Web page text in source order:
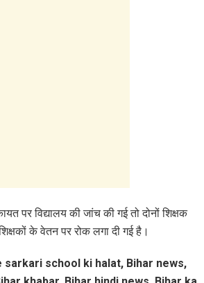
पर विद्यालय की जांच की गई तो दोनों शिक्षक
के वेतन पर रोक लगा दी गई है।